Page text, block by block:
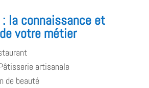
la connaissance et
votre métier
artisanale
de beauté